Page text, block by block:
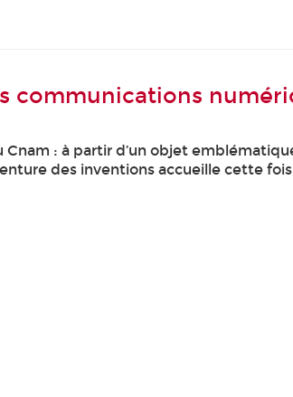
communications
: à partir d’un objet
des inventions accueille cette